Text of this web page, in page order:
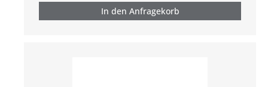
In den Anfragekorb